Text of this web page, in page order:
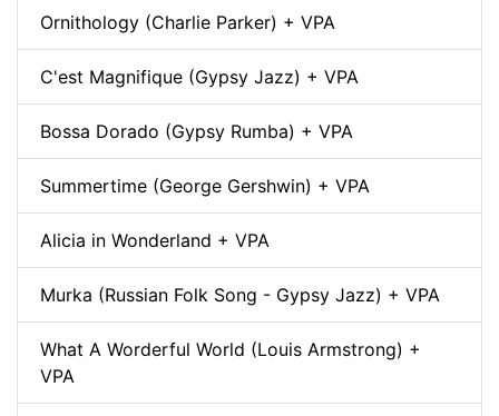
Ornithology (Charlie Parker) + VPA
C'est Magnifique (Gypsy Jazz) + VPA
Bossa Dorado (Gypsy Rumba) + VPA
Summertime (George Gershwin) + VPA
Alicia in Wonderland + VPA
Murka (Russian Folk Song - Gypsy Jazz) + VPA
What A Worderful World (Louis Armstrong) +
VPA